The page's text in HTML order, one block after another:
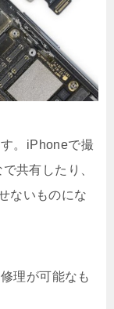
。iPhoneで撮
共有したり、
ないものにな
理が可能なも